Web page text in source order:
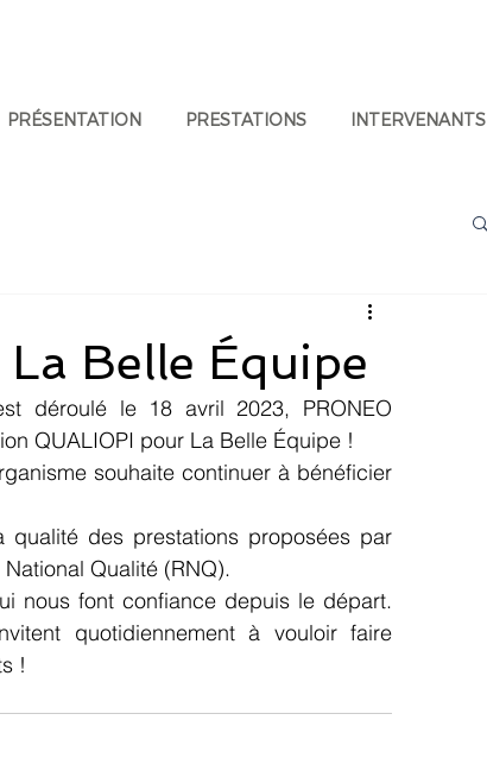
PRÉSENTATION PRESTATIONS INTERVENANTS
Belle Équipe
déroulé le 18 avril 2023, PRONEO
QUALIOPI pour La Belle Équipe !
souhaite continuer à bénéficier
des prestations proposées par
Qualité (RNQ).
nous font confiance depuis le départ.
quotidiennement à vouloir faire
!